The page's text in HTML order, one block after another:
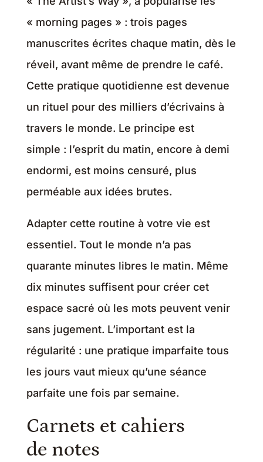
« morning pages » : trois pages
manuscrites écrites chaque matin, dès le
réveil, avant même de prendre le café.
Cette pratique quotidienne est devenue
un rituel pour des milliers d’écrivains à
travers le monde. Le principe est
simple : l’esprit du matin, encore à demi
endormi, est moins censuré, plus
perméable aux idées brutes.
Adapter cette routine à votre vie est
essentiel. Tout le monde n’a pas
quarante minutes libres le matin. Même
dix minutes suffisent pour créer cet
espace sacré où les mots peuvent venir
sans jugement. L’important est la
régularité : une pratique imparfaite tous
les jours vaut mieux qu’une séance
parfaite une fois par semaine.
Carnets et cahiers
de notes